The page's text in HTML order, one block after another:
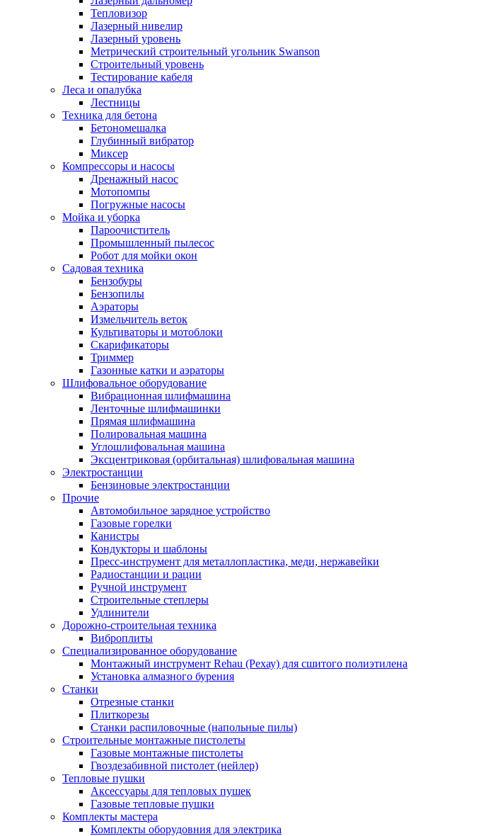
Тепловизор
Лазерный нивелир
Лазерный уровень
Метрический строительный угольник Swanson
Строительный уровень
Тестирование кабеля
Леса и опалубка
Лестницы
Техника для бетона
Бетономешалка
Глубинный вибратор
Миксер
Компрессоры и насосы
Дренажный насос
Мотопомпы
Погружные насосы
Мойка и уборка
Пароочиститель
Промышленный пылесос
Робот для мойки окон
Садовая техника
Бензобуры
Бензопилы
Аэраторы
Измельчитель веток
Культиваторы и мотоблоки
Скарификаторы
Триммер
Газонные катки и аэраторы
Шлифовальное оборудование
Вибрационная шлифмашина
Ленточные шлифмашинки
Прямая шлифмашина
Полировальная машина
Углошлифовальная машина
Эксцентриковая (орбитальная) шлифовальная машина
Электростанции
Бензиновые электростанции
Прочие
Автомобильное зарядное устройство
Газовые горелки
Канистры
Кондукторы и шаблоны
Пресс-инструмент для металлопластика, меди, нержавейки
Радиостанции и рации
Ручной инструмент
Строительные степлеры
Удлинители
Дорожно-строительная техника
Виброплиты
Специализированное оборудование
Монтажный инструмент Rehau (Рехау) для сшитого полиэтилена
Установка алмазного бурения
Станки
Отрезные станки
Плиткорезы
Станки распиловочные (напольные пилы)
Строительные монтажные пистолеты
Газовые монтажные пистолеты
Гвоздезабивной пистолет (нейлер)
Тепловые пушки
Аксессуары для тепловых пушек
Газовые тепловые пушки
Комплекты мастера
Комплекты оборудовния для электрика